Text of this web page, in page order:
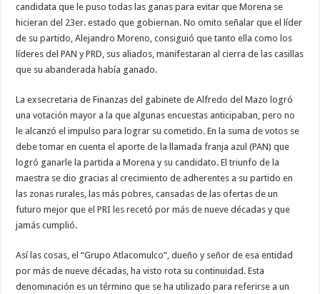
candidata que le puso todas las ganas para evitar que Morena se
hicieran del 23er. estado que gobiernan. No omito señalar que el líder
de su partido, Alejandro Moreno, consiguió que tanto ella como los
líderes del PAN y PRD, sus aliados, manifestaran al cierra de las casillas
que su abanderada había ganado.
La exsecretaria de Finanzas del gabinete de Alfredo del Mazo logró
una votación mayor a la que algunas encuestas anticipaban, pero no
le alcanzó el impulso para lograr su cometido. En la suma de votos se
debe tomar en cuenta el aporte de la llamada franja azul (PAN) que
logró ganarle la partida a Morena y su candidato. El triunfo de la
maestra se dio gracias al crecimiento de adherentes a su partido en
las zonas rurales, las más pobres, cansadas de las ofertas de un
futuro mejor que el PRI les recetó por más de nueve décadas y que
jamás cumplió.
Así las cosas, el “Grupo Atlacomulco”, dueño y señor de esa entidad
por más de nueve décadas, ha visto rota su continuidad. Esta
denominación es un término que se ha utilizado para referirse a un